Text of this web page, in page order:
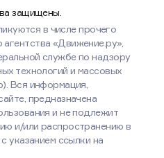
защищены.
в числе прочего
«Движение.ру»,
службе по надзору
технологий и массовых
Вся информация,
предназначена
и не подлежит
и/или распространению в
указанием ссылки на